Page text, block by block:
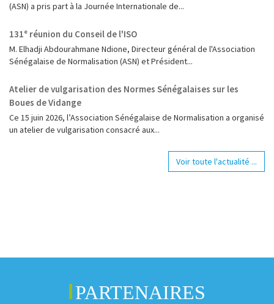
(ASN) a pris part à la Journée Internationale de...
131ᵉ réunion du Conseil de l'ISO
M. Elhadji Abdourahmane Ndione, Directeur général de l'Association
Sénégalaise de Normalisation (ASN) et Président...
Atelier de vulgarisation des Normes Sénégalaises sur les
Boues de Vidange
Ce 15 juin 2026, l’Association Sénégalaise de Normalisation a organisé
un atelier de vulgarisation consacré aux...
Voir toute l'actualité ...
PARTENAIRES